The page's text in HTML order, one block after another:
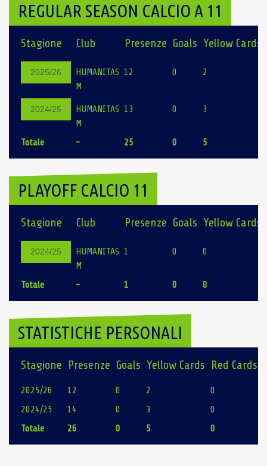
REGULAR SEASON CALCIO A 11
Stagione Club Presenze Goals Yellow Cards
2025/26
HUMANITAS
M
12 0 2
2024/25
HUMANITAS
M
13 0 3
Totale - 25 0 5
PLAYOFF CALCIO 11
Stagione Club Presenze Goals Yellow Cards
2024/25
HUMANITAS
M
1 0 0
Totale - 1 0 0
STATISTICHE PERSONALI
Stagione Presenze Goals Yellow Cards Red Cards
2025/26 12 0 2 0
2024/25
14 0 3 0
Totale
26 0 5 0